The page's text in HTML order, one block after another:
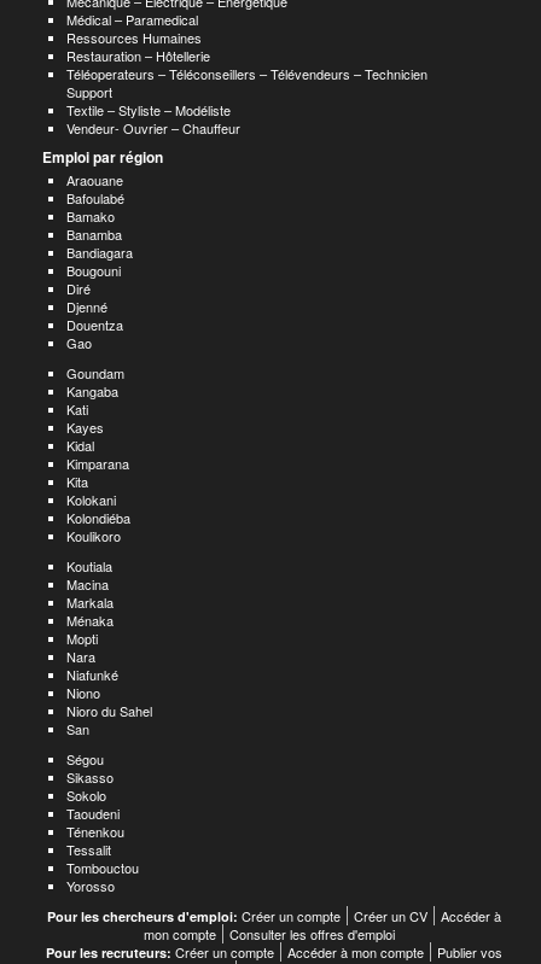
Médical – Paramedical
Ressources Humaines
Restauration – Hôtellerie
Téléoperateurs – Téléconseillers – Télévendeurs – Technicien
Support
Textile – Styliste – Modéliste
Vendeur- Ouvrier – Chauffeur
Emploi par région
Araouane
Bafoulabé
Bamako
Banamba
Bandiagara
Bougouni
Diré
Djenné
Douentza
Gao
Goundam
Kangaba
Kati
Kayes
Kidal
Kimparana
Kita
Kolokani
Kolondiéba
Koulikoro
Koutiala
Macina
Markala
Ménaka
Mopti
Nara
Niafunké
Niono
Nioro du Sahel
San
Ségou
Sikasso
Sokolo
Taoudeni
Ténenkou
Tessalit
Tombouctou
Yorosso
Pour les chercheurs d'emploi: Créer un compte Créer un CV
Accéder à
mon compte
Consulter les offres d'emploi
Pour les recruteurs: Créer un compte Accéder à mon compte
Publier vos